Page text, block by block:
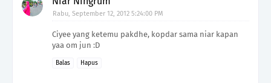
Rabu, September 12, 2012 5:24:00 PM
Ciyee yang ketemu pakdhe, kopdar sama niar kapan
yaa om jun :D
Balas Hapus